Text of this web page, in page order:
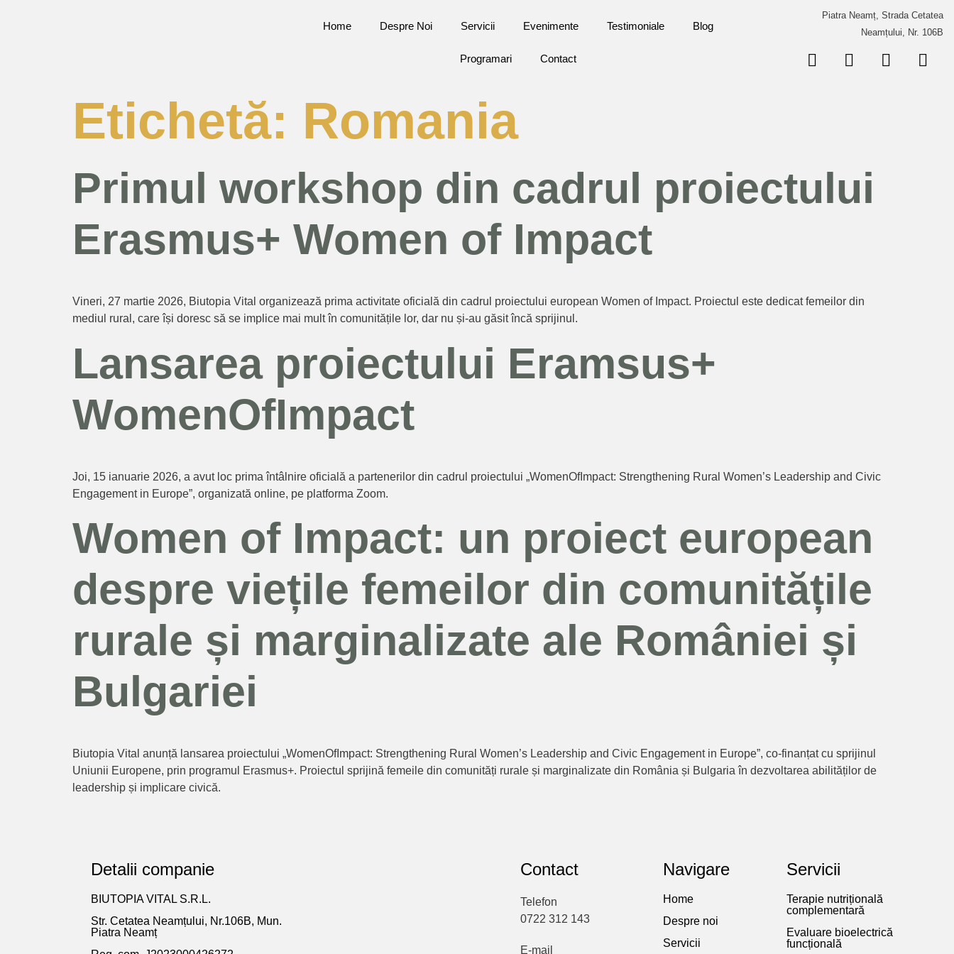
Home Despre Noi Servicii Evenimente Testimoniale Blog
Programari Contact
Piatra Neamț, Strada Cetatea
Neamțului, Nr. 106B
Etichetă: Romania
Primul workshop din cadrul proiectului
Erasmus+ Women of Impact
Vineri, 27 martie 2026, Biutopia Vital organizează prima activitate oficială din cadrul proiectului european Women of Impact. Proiectul este dedicat femeilor din
mediul rural, care își doresc să se implice mai mult în comunitățile lor, dar nu și-au găsit încă sprijinul.
Lansarea proiectului Eramsus+
WomenOfImpact
Joi, 15 ianuarie 2026, a avut loc prima întâlnire oficială a partenerilor din cadrul proiectului „WomenOfImpact: Strengthening Rural Women’s Leadership and Civic
Engagement in Europe”, organizată online, pe platforma Zoom.
Women of Impact: un proiect european
despre viețile femeilor din comunitățile
rurale și marginalizate ale României și
Bulgariei
Biutopia Vital anunță lansarea proiectului „WomenOfImpact: Strengthening Rural Women’s Leadership and Civic Engagement in Europe”, co-finanțat cu sprijinul
Uniunii Europene, prin programul Erasmus+. Proiectul sprijină femeile din comunități rurale și marginalizate din România și Bulgaria în dezvoltarea abilităților de
leadership și implicare civică.
Detalii companie
BIUTOPIA VITAL S.R.L.
Str. Cetatea Neamțului, Nr.106B, Mun.
Piatra Neamț
Contact
Telefon
0722 312 143
E-mail
Navigare
Home
Despre noi
Servicii
Servicii
Terapie nutrițională
complementară
Evaluare bioelectrică
funcțională